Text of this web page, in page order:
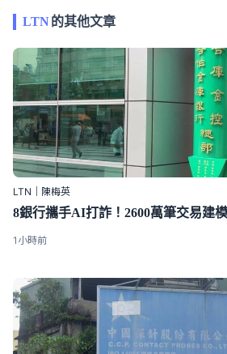
LTN的其他文章
LTN｜陳梅英
8銀行攜手AI打詐！2600萬筆交易建
1小時前